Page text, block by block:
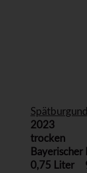
2023
trocken
Bayerischer
0,75 Liter